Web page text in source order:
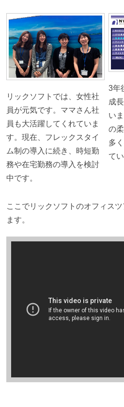
リックソフトでは、女性社
員が元気です。ママさん社
員も大活躍してくれていま
す。現在、フレックスタイ
ム制の導入に続き、時短勤
務や在宅勤務の導入を検討
中です。
3年
成
い
の
多
て
ここでリックソフトのオフィス
ます。